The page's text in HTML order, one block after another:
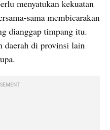
menyatukan kekuatan
sama membicarakan
dianggap timpang itu.
daerah di provinsi lain